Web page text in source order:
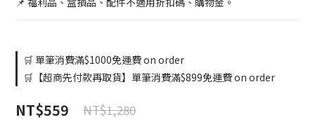
🛒 單筆消費滿$1000免運費 on order
🛒【超商先付款再取貨】單筆消費滿$899免運費 on order
NT$559 NT$1,280